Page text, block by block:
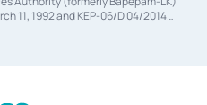
11, 1992 and KEP-06/D.04/2014
as an Underwriter based on the
Number KEP-12/PM/PEE/1997
67/PM.21/2014 dated February 28,